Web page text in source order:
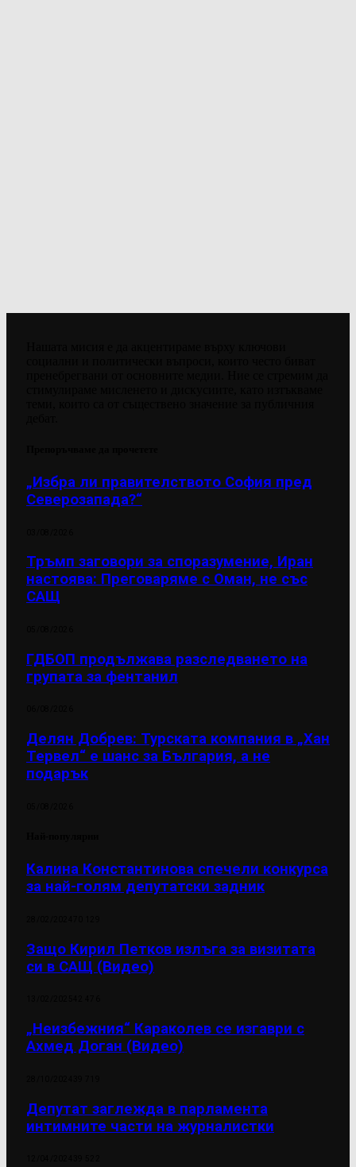
„Избра ли правителството София пред
Северозапада?“
Тръмп заговори за споразумение, Иран
настоява: Преговаряме с Оман, не със
САЩ
ГДБОП продължава разследването на
групата за фентанил
Делян Добрев: Турската компания в „Хан
Тервел“ е шанс за България, а не
подарък
Калина Константинова спечели конкурса
за най-голям депутатски задник
Защо Кирил Петков излъга за визитата
си в САЩ (Видео)
„Неизбежния“ Караколев се изгаври с
Ахмед Доган (Видео)
Депутат заглежда в парламента
интимните части на журналистки